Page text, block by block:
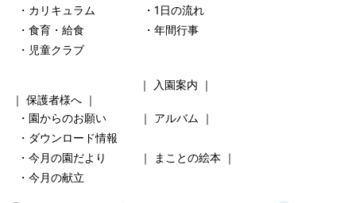
・カリキュラム
・1日の流れ
・食育・給食
・年間行事
・児童クラブ
｜ 入園案内 ｜
｜ 保護者様へ ｜
・園からのお願い ｜ アルバム ｜
・ダウンロード情報
・今月の園だより
｜ まことの絵本 ｜
・今月の献立